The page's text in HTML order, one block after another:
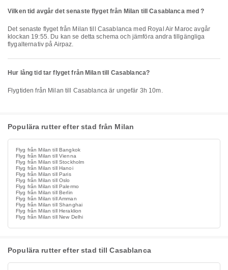
Vilken tid avgår det senaste flyget från Milan till Casablanca med ?
Det senaste flyget från Milan till Casablanca med Royal Air Maroc avgår
klockan 19:55. Du kan se detta schema och jämföra andra tillgängliga
flygalternativ på Airpaz.
Hur lång tid tar flyget från Milan till Casablanca?
Flygtiden från Milan till Casablanca är ungefär 3h 10m.
Populära rutter efter stad från Milan
Flyg från Milan till Bangkok
Flyg från Milan till Vienna
Flyg från Milan till Stockholm
Flyg från Milan till Hanoi
Flyg från Milan till Paris
Flyg från Milan till Oslo
Flyg från Milan till Palermo
Flyg från Milan till Berlin
Flyg från Milan till Amman
Flyg från Milan till Shanghai
Flyg från Milan till Heraklion
Flyg från Milan till New Delhi
Populära rutter efter stad till Casablanca